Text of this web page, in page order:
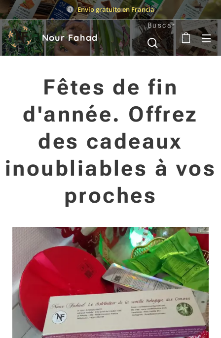
Envío gratuito en Francia
Nour Fahad
Buscar
Fêtes de fin
d'année. Offrez
des cadeaux
inoubliables à vos
proches